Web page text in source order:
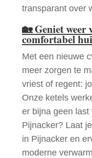
transparant over
🏡Geniet weer
comfortabel
Met een nieuwe
meer zorgen te
vriest of regent:
Onze ketels
er bijna geen last
Pijnacker? Laat
in Pijnacker en
moderne